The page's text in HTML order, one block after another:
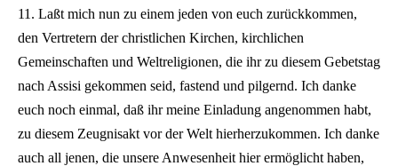
11. Laßt mich nun zu einem jeden von euch zurückkommen,
den Vertretern der christlichen Kirchen, kirchlichen
Gemeinschaften und Weltreligionen, die ihr zu diesem Gebetstag
nach Assisi gekommen seid, fastend und pilgernd. Ich danke
euch noch einmal, daß ihr meine Einladung angenommen habt,
zu diesem Zeugnisakt vor der Welt hierherzukommen. Ich danke
auch all jenen, die unsere Anwesenheit hier ermöglicht haben,